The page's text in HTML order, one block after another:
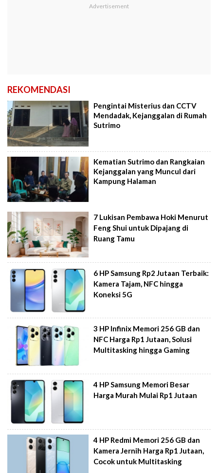
REKOMENDASI
Pengintai Misterius dan CCTV
Mendadak, Kejanggalan di Rumah
Sutrimo
Kematian Sutrimo dan Rangkaian
Kejanggalan yang Muncul dari
Kampung Halaman
7 Lukisan Pembawa Hoki Menurut
Feng Shui untuk Dipajang di
Ruang Tamu
6 HP Samsung Rp2 Jutaan Terbaik:
Kamera Tajam, NFC hingga
Koneksi 5G
3 HP Infinix Memori 256 GB dan
NFC Harga Rp1 Jutaan, Solusi
Multitasking hingga Gaming
4 HP Samsung Memori Besar
Harga Murah Mulai Rp1 Jutaan
4 HP Redmi Memori 256 GB dan
Kamera Jernih Harga Rp1 Jutaan,
Cocok untuk Multitasking